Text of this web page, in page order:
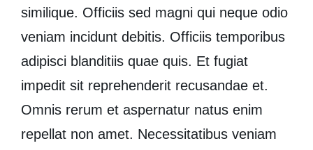
similique. Officiis sed magni qui neque odio
veniam incidunt debitis. Officiis temporibus
adipisci blanditiis quae quis. Et fugiat
impedit sit reprehenderit recusandae et.
Omnis rerum et aspernatur natus enim
repellat non amet. Necessitatibus veniam